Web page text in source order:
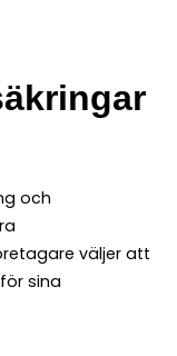
och
väljer att
sina